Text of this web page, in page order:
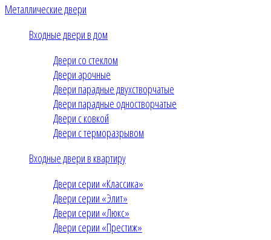
Металлические двери
Входные двери в дом
Двери со стеклом
Двери арочные
Двери парадные двухстворчатые
Двери парадные одностворчатые
Двери с ковкой
Двери с терморазрывом
Входные двери в квартиру
Двери серии «Классика»
Двери серии «Элит»
Двери серии «Люкс»
Двери серии «Престиж»